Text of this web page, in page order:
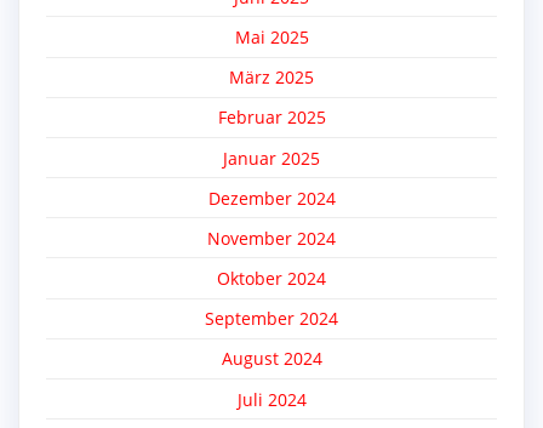
Mai 2025
März 2025
Februar 2025
Januar 2025
Dezember 2024
November 2024
Oktober 2024
September 2024
August 2024
Juli 2024